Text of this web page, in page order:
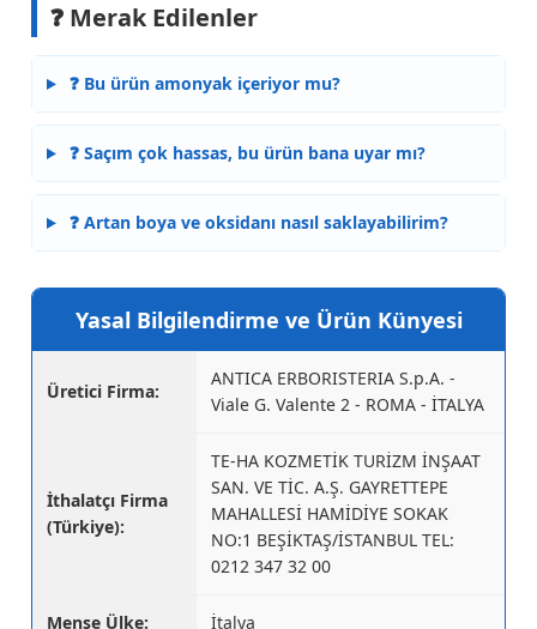
❓ Merak Edilenler
❓ Bu ürün amonyak içeriyor mu?
❓ Saçım çok hassas, bu ürün bana uyar mı?
❓ Artan boya ve oksidanı nasıl saklayabilirim?
Yasal Bilgilendirme ve Ürün Künyesi
Üretici Firma:
ANTICA ERBORISTERIA S.p.A. -
Viale G. Valente 2 - ROMA - İTALYA
İthalatçı Firma
(Türkiye):
TE-HA KOZMETİK TURİZM İNŞAAT
SAN. VE TİC. A.Ş. GAYRETTEPE
MAHALLESİ HAMİDİYE SOKAK
NO:1 BEŞİKTAŞ/İSTANBUL TEL:
0212 347 32 00
Menşe Ülke: İtalya